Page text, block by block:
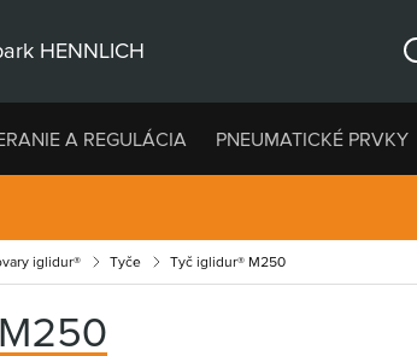
HENNLICH
A REGULÁCIA PNEUMATICKÉ PRVKY
iglidur® Tyče Tyč iglidur® M250